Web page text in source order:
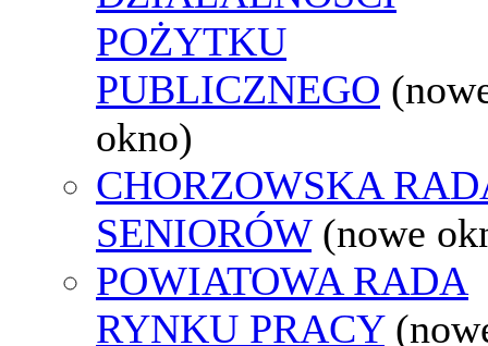
POŻYTKU
PUBLICZNEGO
okno)
CHORZOWSKA
SENIORÓW (nowe
POWIATOWA RADA
RYNKU PRACY